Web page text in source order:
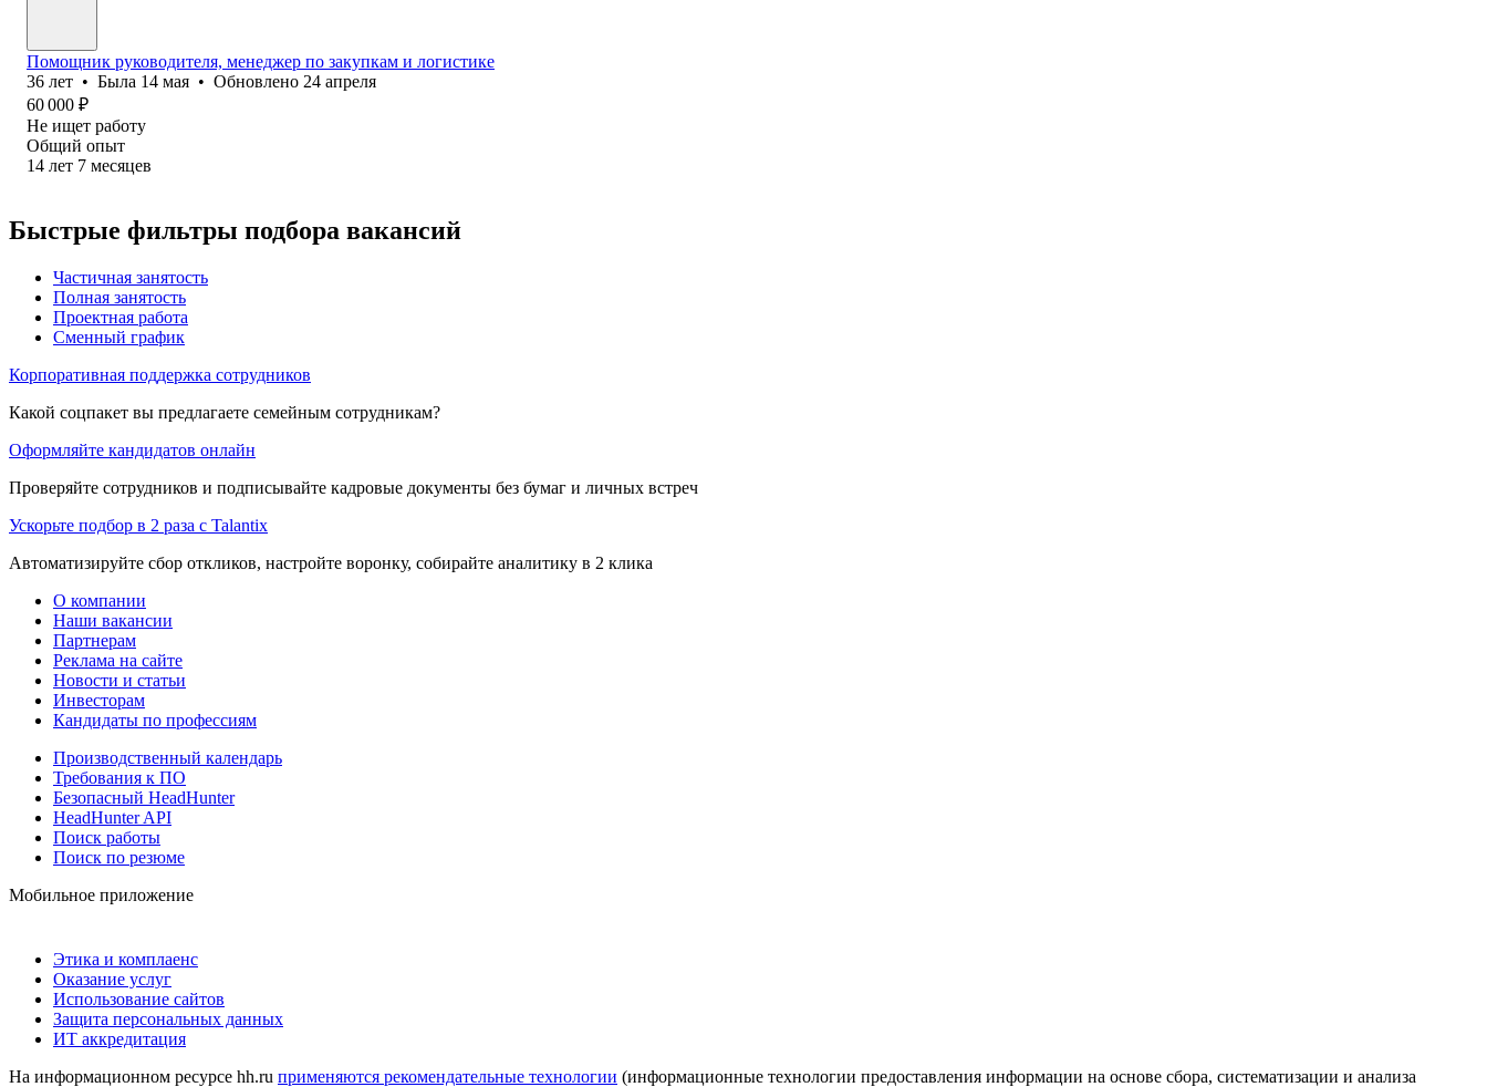
Помощник руководителя, менеджер по закупкам и логистике
36 лет • Была 14 мая • Обновлено 24 апреля
60 000 ₽
Не ищет работу
Общий опыт
14 лет 7 месяцев
Быстрые фильтры подбора вакансий
Частичная занятость
Полная занятость
Проектная работа
Сменный график
Корпоративная поддержка сотрудников
Какой соцпакет вы предлагаете семейным сотрудникам?
Оформляйте кандидатов онлайн
Проверяйте сотрудников и подписывайте кадровые документы без бумаг и личных встреч
Ускорьте подбор в 2 раза с Talantix
Автоматизируйте сбор откликов, настройте воронку, собирайте аналитику в 2 клика
О компании
Наши вакансии
Партнерам
Реклама на сайте
Новости и статьи
Инвесторам
Кандидаты по профессиям
Производственный календарь
Требования к ПО
Безопасный HeadHunter
HeadHunter API
Поиск работы
Поиск по резюме
Мобильное приложение
Этика и комплаенс
Оказание услуг
Использование сайтов
Защита персональных данных
ИТ аккредитация
На информационном ресурсе hh.ru применяются рекомендательные технологии (информационные технологии предоставления информации на основе сбора, систематизации и анализа